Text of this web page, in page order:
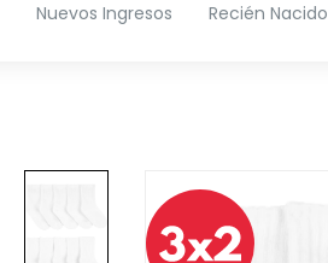
Nuevos Ingresos Recién Nacido